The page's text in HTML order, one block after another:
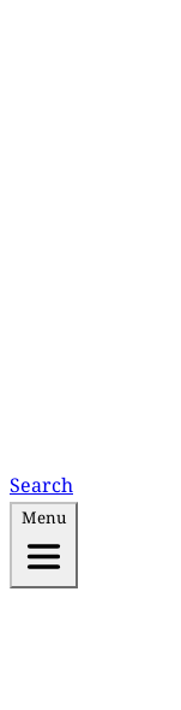
Search
Menu